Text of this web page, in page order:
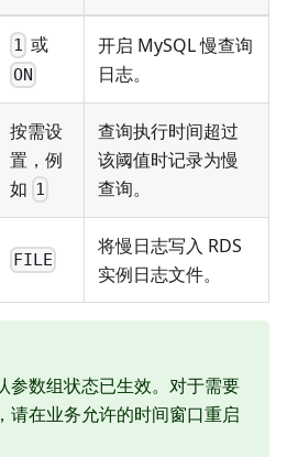
1 或
ON
开启 MySQL 慢查询
日志。
按需设
置，例
如 1
查询执行时间超过
该阈值时记录为慢
查询。
FILE
将慢日志写入 RDS
实例日志文件。
参数组状态已生效。对于需要
请在业务允许的时间窗口重启